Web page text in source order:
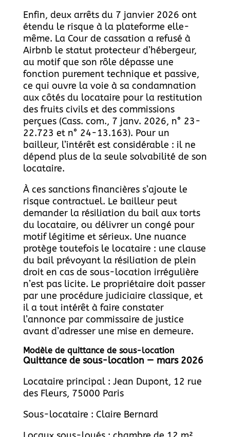
Enfin, deux arrêts du 7 janvier 2026 ont
étendu le risque à la plateforme elle-
même. La Cour de cassation a refusé à
Airbnb le statut protecteur d’hébergeur,
au motif que son rôle dépasse une
fonction purement technique et passive,
ce qui ouvre la voie à sa condamnation
aux côtés du locataire pour la restitution
des fruits civils et des commissions
perçues (Cass. com., 7 janv. 2026, n° 23-
22.723 et n° 24-13.163). Pour un
bailleur, l’intérêt est considérable : il ne
dépend plus de la seule solvabilité de son
locataire.
À ces sanctions financières s’ajoute le
risque contractuel. Le bailleur peut
demander la résiliation du bail aux torts
du locataire, ou délivrer un congé pour
motif légitime et sérieux. Une nuance
protège toutefois le locataire : une clause
du bail prévoyant la résiliation de plein
droit en cas de sous-location irrégulière
n’est pas licite. Le propriétaire doit passer
par une procédure judiciaire classique, et
il a tout intérêt à faire constater
l’annonce par commissaire de justice
avant d’adresser une mise en demeure.
Modèle de quittance de sous-location
Quittance de sous-location — mars 2026
Locataire principal : Jean Dupont, 12 rue
des Fleurs, 75000 Paris
Sous-locataire : Claire Bernard